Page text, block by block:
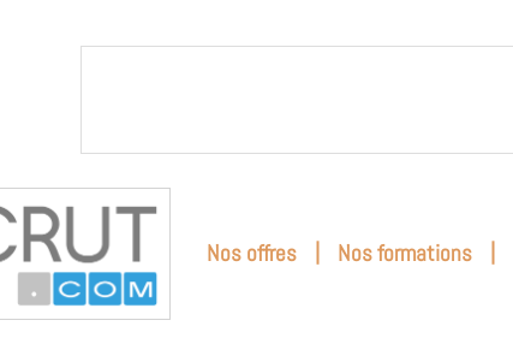
Nos offres | Nos formations |